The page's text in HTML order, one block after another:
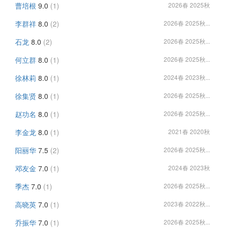
曹培根 9.0 (1) 2026春 2025秋
李群祥 8.0 (2) 2026春 2025秋...
石龙 8.0 (2) 2026春 2025秋...
何立群 8.0 (1) 2026春 2025秋...
徐林莉 8.0 (1) 2024春 2023秋...
徐集贤 8.0 (1) 2026春 2025秋...
赵功名 8.0 (1) 2026春 2025秋...
李金龙 8.0 (1) 2021春 2020秋
阳丽华 7.5 (2) 2026春 2025秋...
邓友金 7.0 (1) 2024春 2023秋
季杰 7.0 (1) 2026春 2025秋...
高晓英 7.0 (1) 2023春 2022秋...
乔振华 7.0 (1) 2026春 2025秋...